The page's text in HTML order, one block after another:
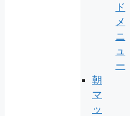
ド
メ
ニ
ュ
ー
朝
マ
ッ